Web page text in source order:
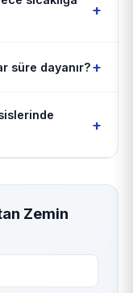
+
süre dayanır?+
+
Zemin